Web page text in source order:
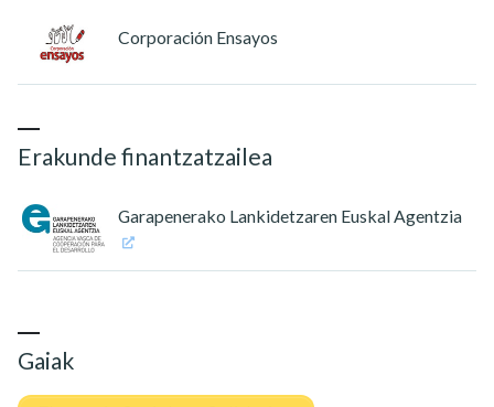
Corporación Ensayos
Erakunde finantzatzailea
Garapenerako Lankidetzaren Euskal Agentzia
Gaiak